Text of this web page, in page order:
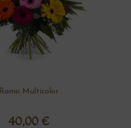
Ramo Multicolor
40,00 €